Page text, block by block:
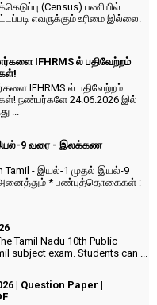
(Census) பணியில்
எவருக்கும் உரிமை இல்லை.
IFHRMS ல் பதிவேற்றம்
IFHRMS ல் பதிவேற்றம்
நண்பர்களே 24.06.2026 இல்
...
9 வரை - இலக்கண
Tamil - இயல்-1 முதல் இயல்-9
அனைத்தும் * பண்புத்தொகைகள் :-
Tamil Nadu 10th Public
subject exam. Students can ...
| Question Paper |